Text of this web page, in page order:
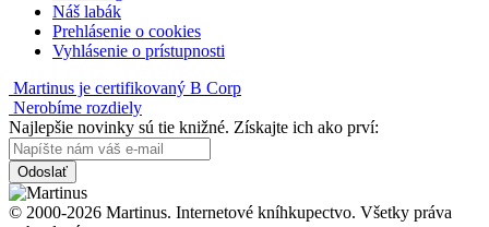
Náš labák
Prehlásenie o cookies
Vyhlásenie o prístupnosti
Martinus je certifikovaný B Corp
Nerobíme rozdiely
Najlepšie novinky sú tie knižné. Získajte ich ako prví:
Odoslať
© 2000-2026 Martinus. Internetové kníhkupectvo. Všetky práva